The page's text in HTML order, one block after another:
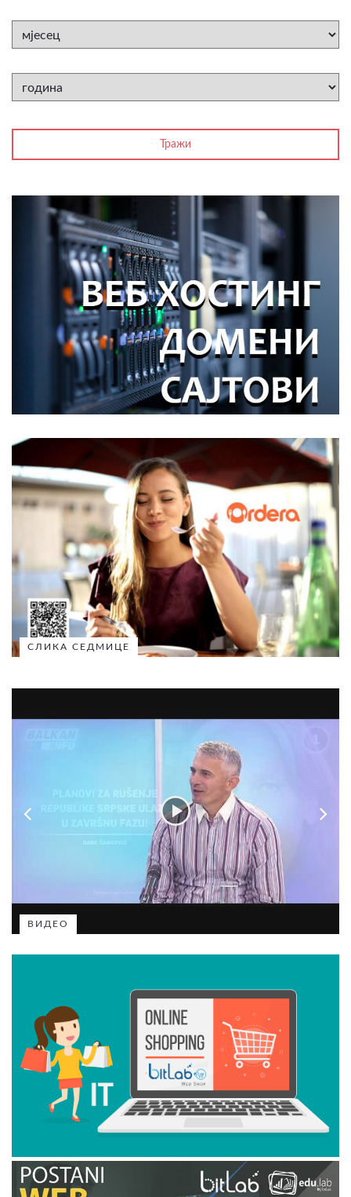
СЛИКА СЕДМИЦЕ
ВИДЕО